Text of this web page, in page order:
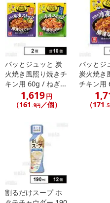
※予約商品は決済手段ごとに定め
了することがございます。ご了
さい。
発送日カレンダー
休業日
■その他共通および商品カテゴ
パッとジュッと 炭
火焼き風照り焼きチ
キン用 60g / ねぎ...
1,619円
（161 .9円／個）
パッと
炭火焼き
チキン用
（171
割るだけスープ ホ